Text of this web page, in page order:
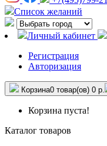
Список желаний
Личный кабинет
Регистрация
Авторизация
Корзина0 товар(ов) 0 р.
Корзина пуста!
Каталог товаров